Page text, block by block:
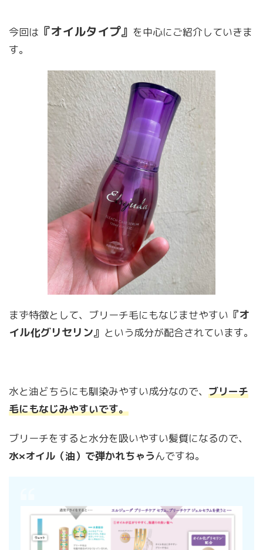
今回は 『オイルタイプ』 を中心にご紹介していきま
す。
まず特徴として、ブリーチ毛にもなじませやすい 『オ
イル化グリセリン』 という成分が配合されています。
水と油どちらにも馴染みやすい成分なので、 ブリーチ
毛にもなじみやすいです。
ブリーチをすると水分を吸いやすい髪質になるので、
水×オイル（油）で弾かれちゃうんですね。